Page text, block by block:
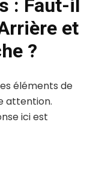
: Faut-il
et
?
éléments de
attention.
ici est